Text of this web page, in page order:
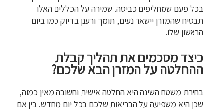
בכל פעם שמחליפים כביסה. שמירה על הכללים האלו
תבטיח שהמזרן יישאר נעים, תומך ורענן בדיוק כמו ביום
הראשון שלו.
כיצד מסכמים את תהליך קבלת
ההחלטה על המזרן הבא שלכם?
בחירת משטח השינה היא החלטה אישית וחשובה מאין כמוה,
שכן היא משפיעה על הבריאות שלכם בכל יום מחדש. בין אם